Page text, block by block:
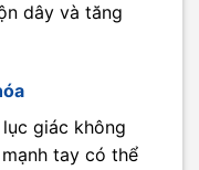
dây và tăng
giác không
tay có thể